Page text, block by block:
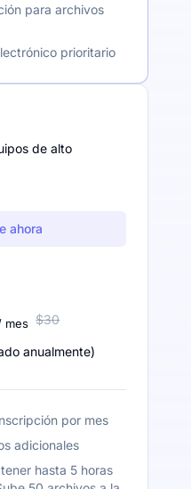
para archivos
prioritario
de alto
ahora
mes $30
anualmente)
por mes
adicionales
hasta 5 horas